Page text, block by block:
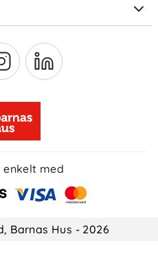
enkelt med
Barnas Hus - 2026